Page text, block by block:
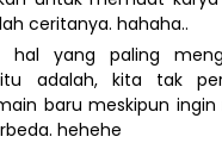
ceritanya. hahaha..
hal yang paling
itu adalah, kita tak
baru meskipun
hehehe